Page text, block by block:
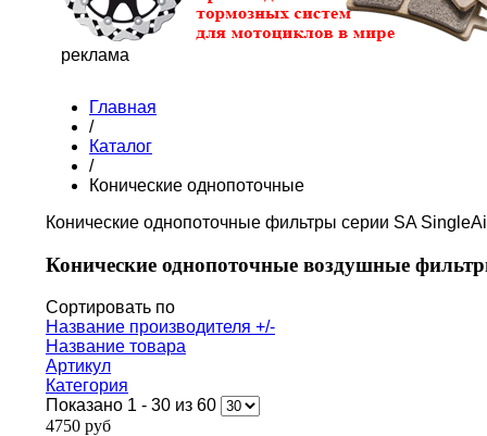
реклама
Главная
/
Каталог
/
Конические однопоточные
Конические однопоточные фильтры серии SA
Конические однопоточные воздушные
Сортировать по
Название производителя +/-
Название товара
Артикул
Категория
Показано 1 - 30 из 60
4750 руб